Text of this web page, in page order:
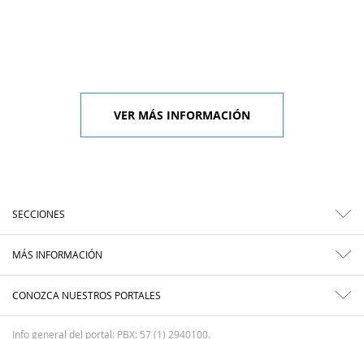
VER MÁS INFORMACIÓN
SECCIONES
MÁS INFORMACIÓN
CONOZCA NUESTROS PORTALES
Info general del portal: PBX: 57 (1) 2940100.